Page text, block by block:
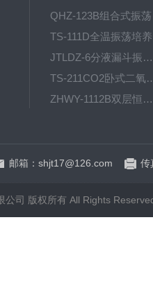
JTLDZ-6分液漏斗振荡器
TS-211CO2卧式
ZHWY-1112B双层恒温培养摇床
邮箱：shjt17@126.com 传
公司 版权所有 All Rights